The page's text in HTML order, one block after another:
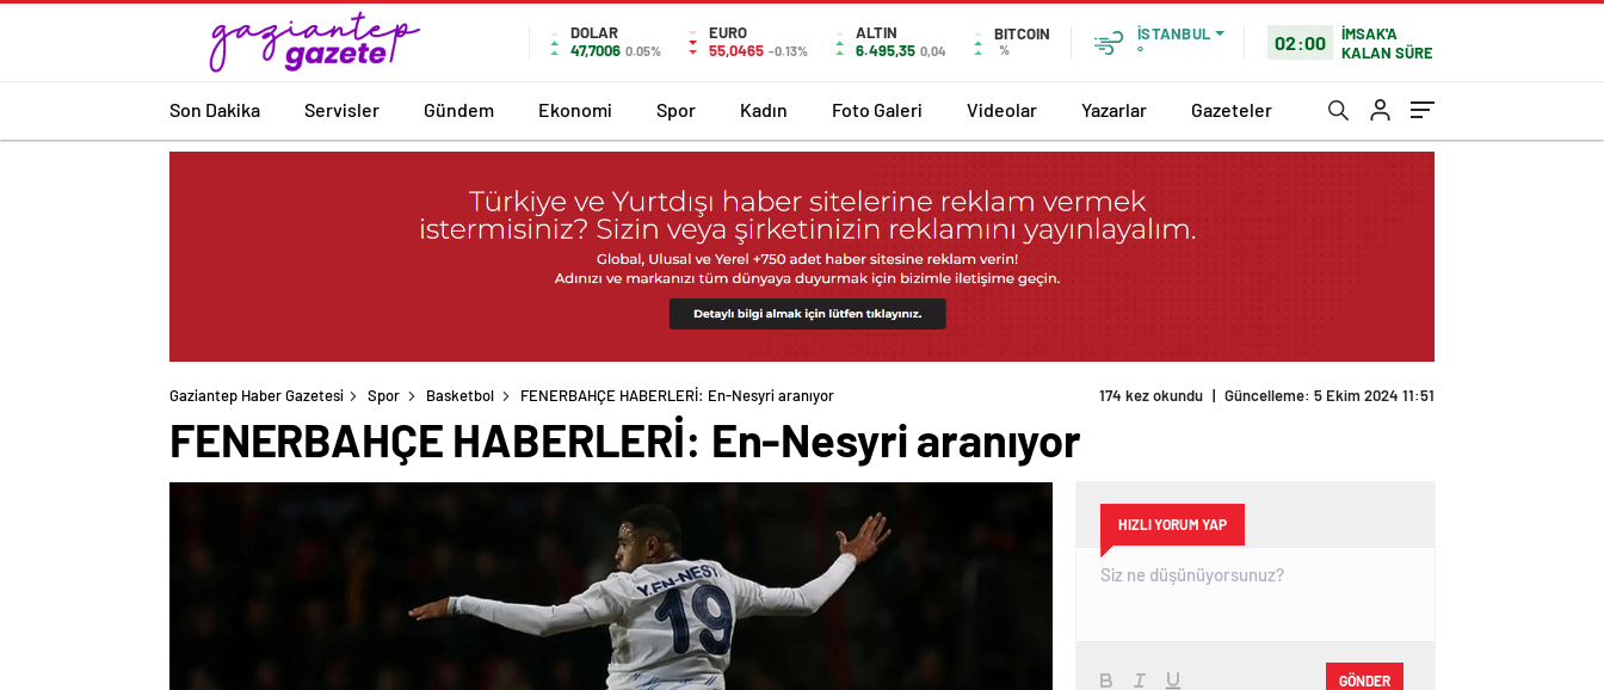
DOLAR
47,7006 0.05%
EURO
55,0465 -0.13%
ALTIN
6.495,35 0,04
BITCOIN
%
İSTANBUL
°
02:00
İMSAK'A
KALAN SÜRE
Son Dakika Servisler Gündem Ekonomi Spor Kadın Foto Galeri Videolar Yazarlar Gazeteler
Gaziantep Haber Gazetesi Spor Basketbol FENERBAHÇE HABERLERİ: En-Nesyri aranıyor
FENERBAHÇE HABERLERİ: En-Nesyri aranıyor
HIZLI YORUM YAP
GÖNDER